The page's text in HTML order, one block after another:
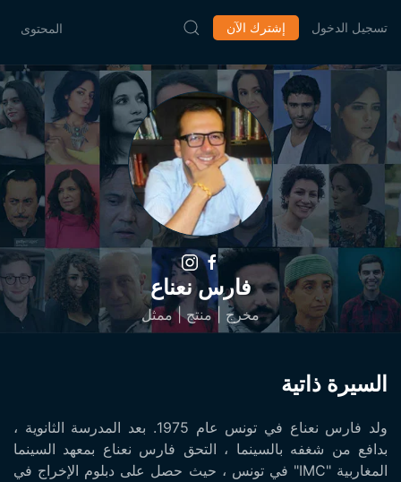
المحتوى إشترك الآن تسجيل الدخول
فارس نعناع
مخرج | منتج | ممثل
السيرة ذاتية
ولد فارس نعناع في تونس عام 1975. بعد المدرسة الثانوية ،
بدافع من شغفه بالسينما ، التحق فارس نعناع بمعهد السينما
المغاربية "IMC" في تونس ، حيث حصل على دبلوم الإخراج في